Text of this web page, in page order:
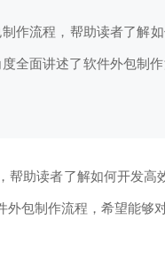
作流程，帮助读者了解
全面讲述了软件外包制
读者了解如何开发高
包制作流程，希望能够